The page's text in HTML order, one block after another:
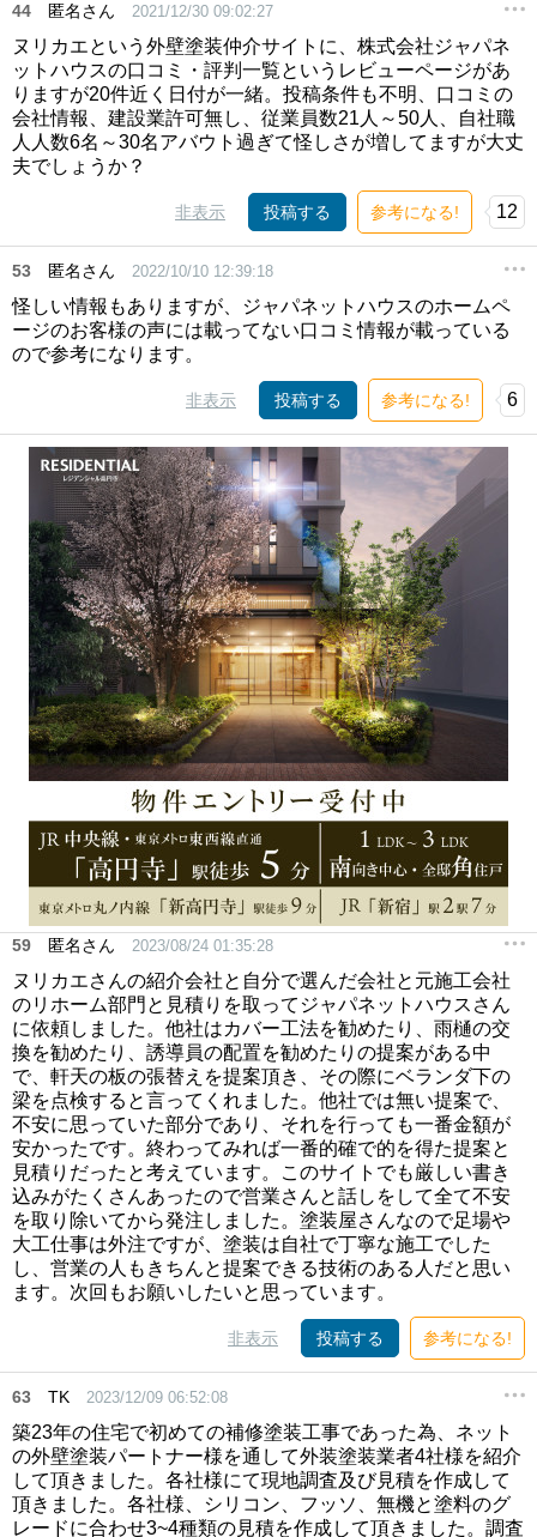
44 匿名さん 2021/12/30 09:02:27
ヌリカエという外壁塗装仲介サイトに、株式会社ジャパネ
ットハウスの口コミ・評判一覧というレビューページがあ
りますが20件近く日付が一緒。投稿条件も不明、口コミの
会社情報、建設業許可無し、従業員数21人～50人、自社職
人人数6名～30名アバウト過ぎて怪しさが増してますが大丈
夫でしょうか？
非表示 投稿する 参考になる! 12
53 匿名さん 2022/10/10 12:39:18
怪しい情報もありますが、ジャパネットハウスのホームペ
ージのお客様の声には載ってない口コミ情報が載っている
ので参考になります。
非表示 投稿する 参考になる! 6
59 匿名さん 2023/08/24 01:35:28
ヌリカエさんの紹介会社と自分で選んだ会社と元施工会社
のリホーム部門と見積りを取ってジャパネットハウスさん
に依頼しました。他社はカバー工法を勧めたり、雨樋の交
換を勧めたり、誘導員の配置を勧めたりの提案がある中
で、軒天の板の張替えを提案頂き、その際にベランダ下の
梁を点検すると言ってくれました。他社では無い提案で、
不安に思っていた部分であり、それを行っても一番金額が
安かったです。終わってみれば一番的確で的を得た提案と
見積りだったと考えています。このサイトでも厳しい書き
込みがたくさんあったので営業さんと話しをして全て不安
を取り除いてから発注しました。塗装屋さんなので足場や
大工仕事は外注ですが、塗装は自社で丁寧な施工でした
し、営業の人もきちんと提案できる技術のある人だと思い
ます。次回もお願いしたいと思っています。
非表示 投稿する 参考になる!
63 TK 2023/12/09 06:52:08
築23年の住宅で初めての補修塗装工事であった為、ネット
の外壁塗装パートナー様を通して外装塗装業者4社様を紹介
して頂きました。各社様にて現地調査及び見積を作成して
頂きました。各社様、シリコン、フッソ、無機と塗料のグ
レードに合わせ3~4種類の見積を作成して頂きました。調査